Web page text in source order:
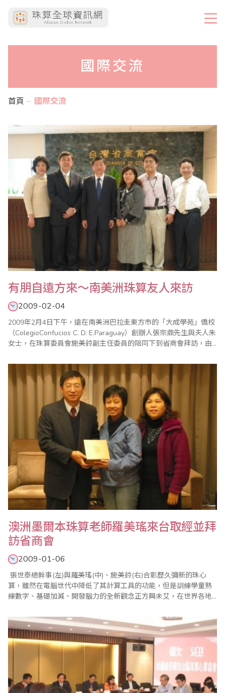
國際交流
首頁 國際交流
有朋自遠方來～南美洲珠算友人來訪
2009-02-04
2009年2月4日下午，遠在南美洲巴拉圭東方市的「大成學苑」僑校
（ColegioConfucios C. D. E.Paraguay）創辦人張宗鼎先生與夫人朱
女士，在珠算委員會施美鈴副主任委員的陪同下到省商會拜訪，由
570萬，面積近40萬平方公里，毗臨玻利維亞、巴西與阿根廷等
國，首都為亞松森，是南美洲唯一與我國建立正式邦交的國家，我
在巴國首..
澳洲墨爾本珠算老師羅美瑤來台取經並拜
訪省商會
2009-01-06
張世泰總幹事(左)與羅美瑤(中)、施美鈴(右)合影歷久彌新的珠心
算，雖然在電腦世代中降低了其計算工具的功能，但是訓練學童熟
練數字、基礎加減、開發腦力的全新觀念正方興未艾，在世界各地
WantirnaSouth「Templeton PrimarySchool」的羅美瑤珠算老師在
珠算委員會施美鈴副主任委員的陪同下，到省商會拜訪，由總幹事
張世泰代表接待。..